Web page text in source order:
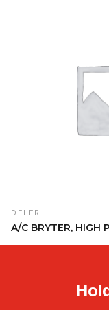
DELER
A/C BRYTER, HIGH